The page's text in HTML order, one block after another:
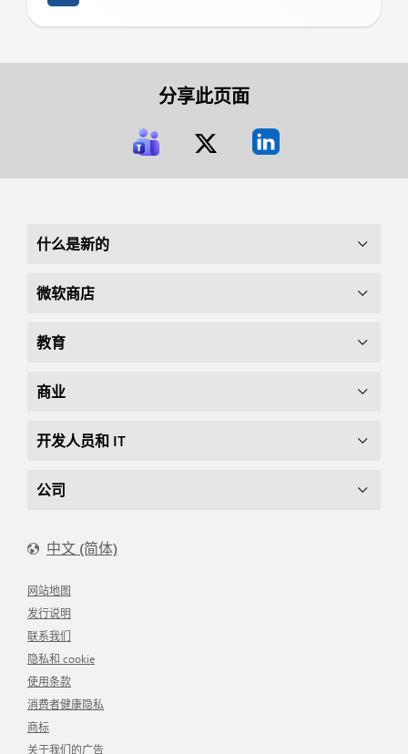
分享此页面
什么是新的
微软商店
教育
商业
开发人员和 IT
公司
中文 (简体)
网站地图
发行说明
联系我们
隐私和 cookie
使用条款
消费者健康隐私
商标
关于我们的广告